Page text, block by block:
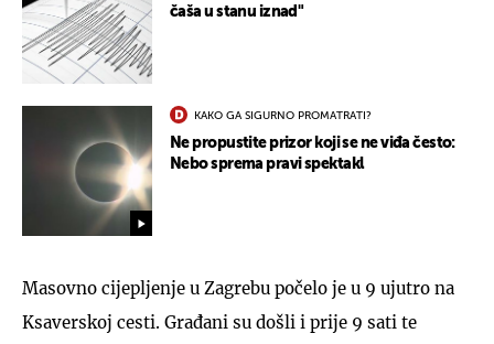
čaša u stanu iznad"
KAKO GA SIGURNO PROMATRATI?
Ne propustite prizor koji se ne viđa često:
Nebo sprema pravi spektakl
Masovno cijepljenje u Zagrebu počelo je u 9 ujutro na
Ksaverskoj cesti. Građani su došli i prije 9 sati te